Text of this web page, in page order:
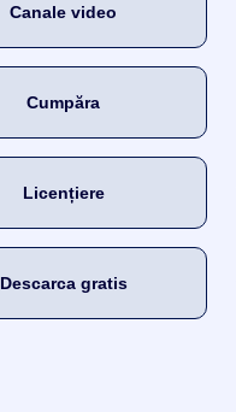
Canale video
Cumpăra
Licențiere
Descarca gratis